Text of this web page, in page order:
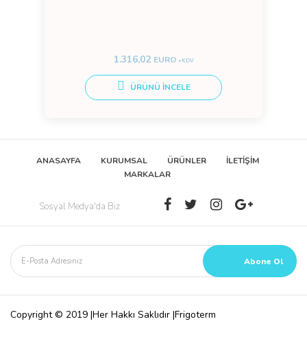
1.316,02 EURO +KDV
ÜRÜNÜ İNCELE
ANASAYFA KURUMSAL ÜRÜNLER
İLETİŞİM
MARKALAR
Sosyal Medya'da Biz
Copyright © 2019 |Her Hakkı Saklıdır |Frigoterm